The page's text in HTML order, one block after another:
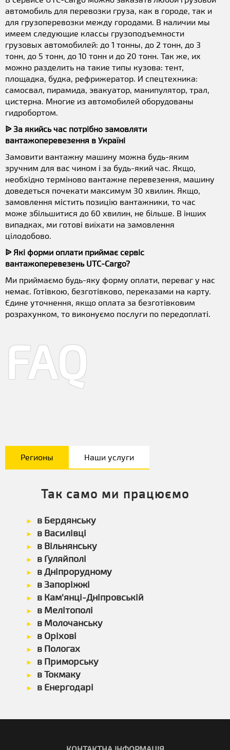
автомобиль для перевозки груза, как в городе, так и
для грузоперевозки между городами. В наличии мы
имеем следующие классы грузоподъемности
грузовых автомобилей: до 1 тонны, до 2 тонн, до 3
тонн, до 5 тонн, до 10 тонн и до 20 тонн. Так же, их
можно разделить на такие типы кузова: тент,
площадка, будка, рефрижератор. И спецтехника:
самосвал, пирамида, эвакуатор, манипулятор, трал,
цистерна. Многие из автомобилей оборудованы
гидробортом.
ᐉ За якийсь час потрібно замовляти
вантажоперевезення в Україні
Замовити вантажну машину можна будь-яким
зручним для вас чином і за будь-який час. Якщо,
необхідно терміново вантажне перевезення, машину
доведеться почекати максимум 30 хвилин. Якщо,
замовлення містить позицію вантажники, то час
може збільшитися до 60 хвилин, не більше. В інших
випадках, ми готові виїхати на замовлення
цілодобово.
ᐉ Які форми оплати приймає сервіс
вантажоперевезень UTC-Cargo?
Ми приймаємо будь-яку форму оплати, переваг у нас
немає. Готівкою, безготівково, переказами на карту.
Єдине уточнення, якщо оплата за безготівковим
розрахунком, то виконуємо послуги по передоплаті.
FAQ
Регионы Наши услуги
Так само ми працюємо
в Бердянську
в Василівці
в Вільнянську
в Гуляйполі
в Дніпрорудному
в Запоріжжі
в Кам'янці-Дніпровській
в Мелітополі
в Молочанську
в Оріхові
в Пологах
в Приморську
в Токмаку
в Енергодарі